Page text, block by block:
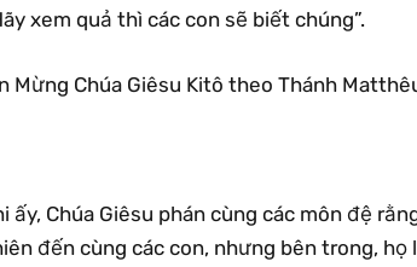
xem quả thì các con sẽ biết chúng”.
Mừng Chúa Giêsu Kitô theo Thánh
ấy, Chúa Giêsu phán cùng các môn đệ
đến cùng các con, nhưng bên trong, họ